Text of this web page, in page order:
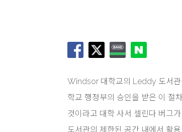
Windsor 대학교의 Leddy 도서관
학교 행정부의 승인을 받은 이 절
것이라고 대학 사서 셀린다 버그
도서관의 제한된 공간 내에서 활